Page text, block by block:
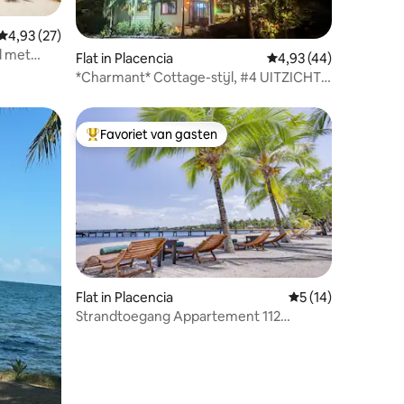
beoordeling van 4,93 op 5, 27 recensies
4,93 (27)
met
Flat in Placencia Gemiddelde
4,93 (44)
*Charmant* Cottage-stijl, #4 UITZICHT
Topfavoriet van gasten
Favoriet van gasten
Flat in Placencia Gemiddelde
5 (14)
Strandtoegang Appartement 112